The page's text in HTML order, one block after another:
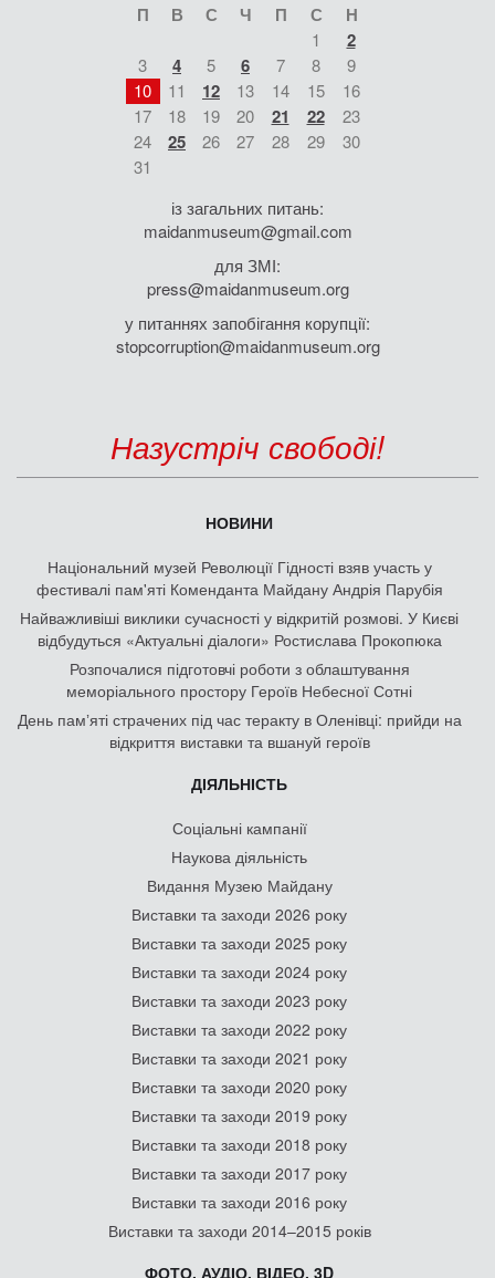
П В С Ч П С Н
1 2
3 4 5 6 7 8
9
10
11 12 13 14 15
16
17
18 19 20 21 22
23
24
25 26 27 28 29
30
31
із загальних питань:
maidanmuseum@gmail.com
для ЗМІ:
press@maidanmuseum.org
у питаннях запобігання корупції:
stopcorruption@maidanmuseum.org
Назустріч свободі!
НОВИНИ
Національний музей Революції Гідності взяв участь у
фестивалі пам'яті Коменданта Майдану Андрія Парубія
Найважливіші виклики сучасності у відкритій розмові. У Києві
відбудуться «Актуальні діалоги» Ростислава Прокопюка
Розпочалися підготовчі роботи з облаштування
меморіального простору Героїв Небесної Сотні
День памʼяті страчених під час теракту в Оленівці: прийди на
відкриття виставки та вшануй героїв
ДІЯЛЬНІСТЬ
Соціальні кампанії
Наукова діяльність
Видання Музею Майдану
Виставки та заходи 2026 року
Виставки та заходи 2025 року
Виставки та заходи 2024 року
Виставки та заходи 2023 року
Виставки та заходи 2022 року
Виставки та заходи 2021 року
Виставки та заходи 2020 року
Виставки та заходи 2019 року
Виставки та заходи 2018 року
Виставки та заходи 2017 року
Виставки та заходи 2016 року
Виставки та заходи 2014–2015 років
ФОТО, АУДІО, ВІДЕО, 3D